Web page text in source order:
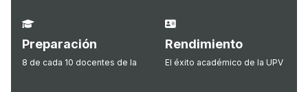
Preparación
8 de cada 10 docentes de la
Rendimiento
El éxito académico de la UPV